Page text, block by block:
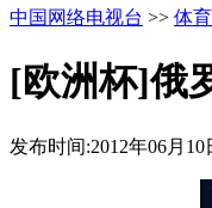
中国网络电视台 >> 体
[欧洲杯]俄
发布时间:2012年06月10